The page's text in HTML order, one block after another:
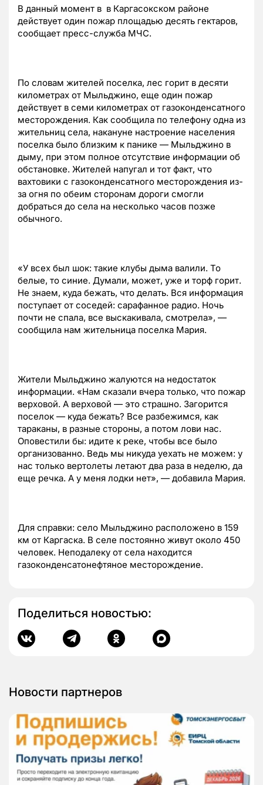
В данный момент в в Каргасокском районе
действует один пожар площадью десять гектаров,
сообщает пресс-служба МЧС.
По словам жителей поселка, лес горит в десяти
километрах от Мыльджино, еще один пожар
действует в семи километрах от газоконденсатного
месторождения. Как сообщила по телефону одна из
жительниц села, накануне настроение населения
поселка было близким к панике — Мыльджино в
дыму, при этом полное отсутствие информации об
обстановке. Жителей напугал и тот факт, что
вахтовики с газоконденсатного месторождения из-
за огня по обеим сторонам дороги смогли
добраться до села на несколько часов позже
обычного.
«У всех был шок: такие клубы дыма валили. То
белые, то синие. Думали, может, уже и торф горит.
Не знаем, куда бежать, что делать. Вся информация
поступает от соседей: сарафанное радио. Ночь
почти не спала, все выскакивала, смотрела», —
сообщила нам жительница поселка Мария.
Жители Мыльджино жалуются на недостаток
информации. «Нам сказали вчера только, что пожар
верховой. А верховой — это страшно. Загорится
поселок — куда бежать? Все разбежимся, как
тараканы, в разные стороны, а потом лови нас.
Оповестили бы: идите к реке, чтобы все было
организованно. Ведь мы никуда уехать не можем: у
нас только вертолеты летают два раза в неделю, да
еще речка. А у меня лодки нет», — добавила Мария.
Для справки: село Мыльджино расположено в 159
км от Каргаска. В селе постоянно живут около 450
человек. Неподалеку от села находится
газоконденсатонефтяное месторождение.
Поделиться новостью:
Новости партнеров